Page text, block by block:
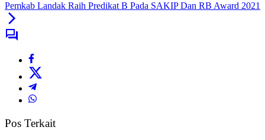
Pemkab Landak Raih Predikat B Pada SAKIP Dan RB Award 2021
Pos Terkait